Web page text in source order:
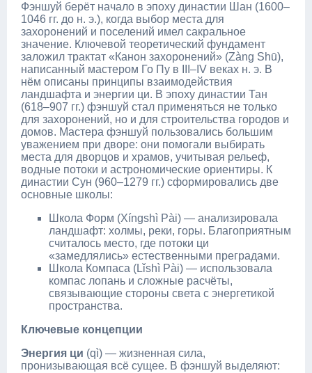
Фэншуй берёт начало в эпоху династии Шан (1600–
1046 гг. до н. э.), когда выбор места для
захоронений и поселений имел сакральное
значение. Ключевой теоретический фундамент
заложил трактат «Канон захоронений» (Zàng Shū),
написанный мастером Го Пу в III–IV веках н. э. В
нём описаны принципы взаимодействия
ландшафта и энергии ци. В эпоху династии Тан
(618–907 гг.) фэншуй стал применяться не только
для захоронений, но и для строительства городов и
домов. Мастера фэншуй пользовались большим
уважением при дворе: они помогали выбирать
места для дворцов и храмов, учитывая рельеф,
водные потоки и астрономические ориентиры. К
династии Сун (960–1279 гг.) сформировались две
основные школы:
Школа Форм (Xíngshì Pài) — анализировала
ландшафт: холмы, реки, горы. Благоприятным
считалось место, где потоки ци
«замедлялись» естественными преградами.
Школа Компаса (Lǐshì Pài) — использовала
компас лопань и сложные расчёты,
связывающие стороны света с энергетикой
пространства.
Ключевые концепции
Энергия ци (qì) — жизненная сила,
пронизывающая всё сущее. В фэншуй выделяют: